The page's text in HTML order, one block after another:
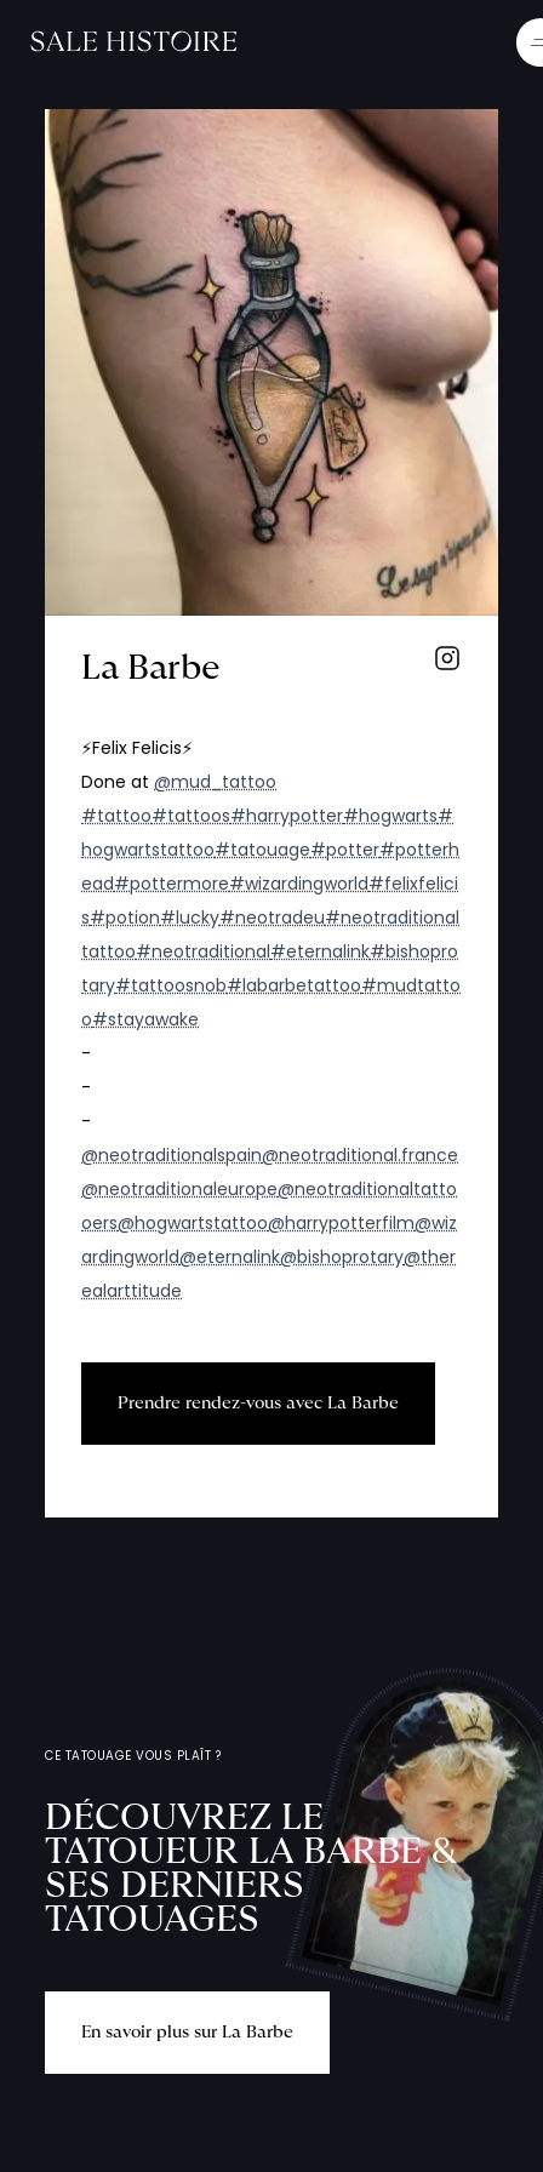
La Barbe
⚡️Felix Felicis⚡️
Done at@mud_tattoo
#tattoo#tattoos#harrypotter#hogwarts#
hogwartstattoo#tatouage#potter#potterh
ead#pottermore#wizardingworld#felixfelici
s#potion#lucky#neotradeu#neotraditional
tattoo#neotraditional#eternalink#bishopro
tary#tattoosnob#labarbetattoo#mudtatto
o#stayawake
-
-
-
@neotraditionalspain@neotraditional.france
@neotraditionaleurope@neotraditionaltatto
oers@hogwartstattoo@harrypotterfilm@wiz
ardingworld@eternalink@bishoprotary@ther
ealarttitude
Prendre rendez-vous avec La Barbe
CE TATOUAGE VOUS PLAÎT ?
DÉCOUVREZ LE
TATOUEUR LA BARBE &
SES DERNIERS
TATOUAGES
En savoir plus sur La Barbe